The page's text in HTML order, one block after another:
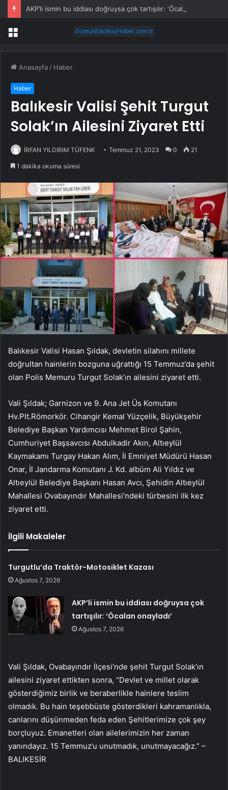
Menü
Anasayfa / Haber
Haber
Balıkesir Valisi Şehit Turgut
Solak’ın Ailesini Ziyaret Etti
İRFAN YILDIRIM TÜFENK Temmuz 21, 2023 0 21
1 dakika okuma süresi
Balıkesir Valisi Hasan Şıldak, devletin silahını millete
doğrultan hainlerin bozguna uğrattığı 15 Temmuz’da şehit
olan Polis Memuru Turgut Solak’ın ailesini ziyaret etti.
Vali Şıldak; Garnizon ve 9. Ana Jet Üs Komutanı
Hv.Plt.Römorkör. Cihangir Kemal Yüzçelik, Büyükşehir
Belediye Başkan Yardımcısı Mehmet Birol Şahin,
Cumhuriyet Başsavcısı Abdulkadir Akın, Altıeylül
Kaymakamı Turgay Hakan Alım, İl Emniyet Müdürü Hasan
Onar, İl Jandarma Komutanı J. Kd. albüm Ali Yıldız ve
Altıeylül Belediye Başkanı Hasan Avcı, Şehidin Altıeylül
Mahallesi Ovabayındır Mahallesi’ndeki türbesini ilk kez
ziyaret etti.
İlgili Makaleler
Turgutlu’da Traktör-Motosiklet Kazası
Ağustos 7, 2026
AKP’li ismin bu iddiası doğruysa çok
tartışılır: ‘Öcalan onayladı’
Ağustos 7, 2026
Vali Şıldak, Ovabayındır İlçesi’nde şehit Turgut Solak’ın
ailesini ziyaret ettikten sonra, “Devlet ve millet olarak
gösterdiğimiz birlik ve beraberlikle hainlere teslim
olmadık. Bu hain teşebbüste gösterdikleri kahramanlıkla,
canlarını düşünmeden feda eden Şehitlerimize çok şey
borçluyuz. Emanetleri olan ailelerimizin her zaman
yanındayız. 15 Temmuz’u unutmadık, unutmayacağız.” –
BALIKESİR